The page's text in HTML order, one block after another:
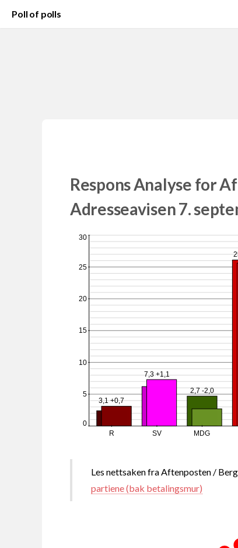
Poll of polls
Respons Analyse for
Adresseavisen 7.
3,1 +0,7
7,3 +1,1
2,7 -2,0
R SV MDG
0
5
10
15
20
25
30
Les nettsaken fra Aftenposten /
partiene (bak betalingsmur)